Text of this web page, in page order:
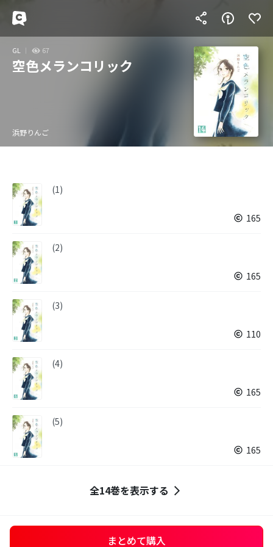
GL 67
空色メランコリック
浜野りんご
(1)
165
(2)
165
(3)
110
(4)
165
(5)
165
全14巻を表示する
まとめて購入